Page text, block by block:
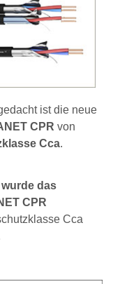
ist die neue
CPR von
Cca.
das
CPR
Cca